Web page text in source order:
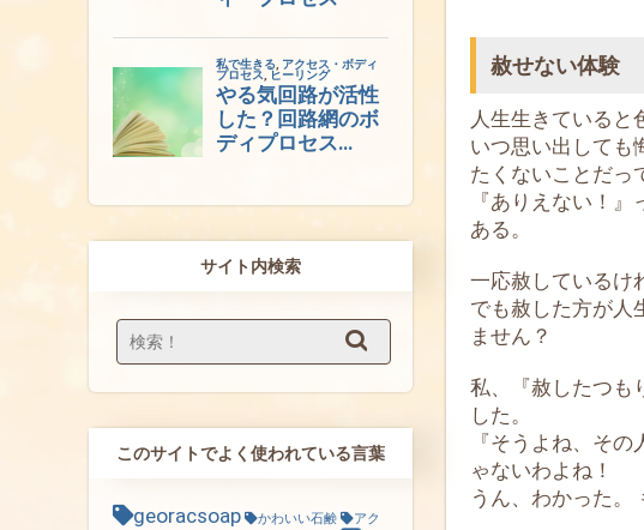
赦せない体験
人生生きていると
いつ思い出しても
たくないことだっ
『ありえない！
ある。
一応赦しているけ
でも赦した方が人
ません？
私、『赦したつも
した。
『そうよね、そ
ゃないわよね！
うん、わかった。
サイト内検索
このサイトでよく使われている言葉
georacsoap かわいい石鹸 アク